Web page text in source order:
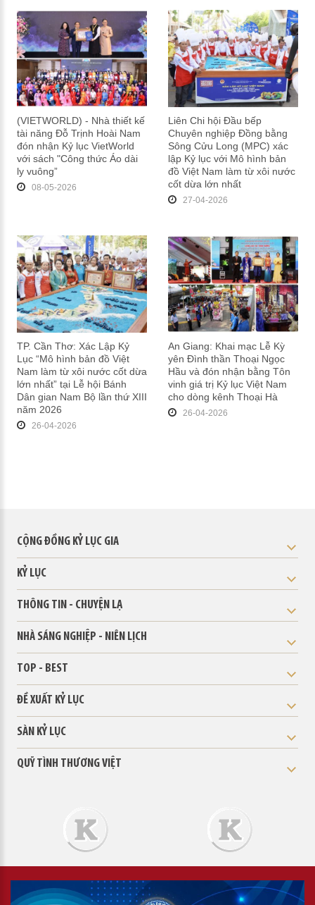
(VIETWORLD) - Nhà thiết kế
tài năng Đỗ Trịnh Hoài Nam
đón nhận Kỷ lục VietWorld
với sách "Công thức Áo dài
ly vuông”
08-05-2026
Liên Chi hội Đầu bếp
Chuyên nghiệp Đồng bằng
Sông Cửu Long (MPC) xác
lập Kỷ lục với Mô hình bản
đồ Việt Nam làm từ xôi nước
cốt dừa lớn nhất
27-04-2026
TP. Cần Thơ: Xác Lập Kỷ
Lục “Mô hình bản đồ Việt
Nam làm từ xôi nước cốt dừa
lớn nhất” tại Lễ hội Bánh
Dân gian Nam Bộ lần thứ XIII
năm 2026
26-04-2026
An Giang: Khai mạc Lễ Kỳ
yên Đình thần Thoại Ngọc
Hầu và đón nhận bằng Tôn
vinh giá trị Kỷ lục Việt Nam
cho dòng kênh Thoại Hà
26-04-2026
CỘNG ĐỒNG KỶ LỤC GIA
KỶ LỤC
THÔNG TIN - CHUYỆN LẠ
NHÀ SÁNG NGHIỆP - NIÊN LỊCH
TOP - BEST
ĐỀ XUẤT KỶ LỤC
SÀN KỶ LỤC
QUỸ TÌNH THƯƠNG VIỆT